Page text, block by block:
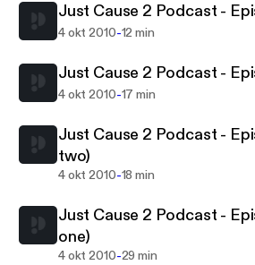
Just Cause 2 Podcast -
4 okt 2010-12 min
Just Cause 2 Podcast -
4 okt 2010-17 min
Just Cause 2 Podcast -
two)
4 okt 2010-18 min
Just Cause 2 Podcast -
one)
4 okt 2010-29 min